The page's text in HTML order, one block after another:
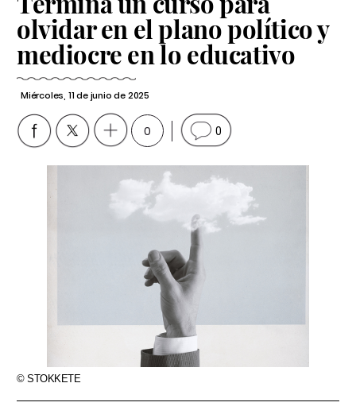
olvidar en el plano político y
mediocre en lo educativo
Miércoles, 11 de junio de 2025
0 0
© STOKKETE